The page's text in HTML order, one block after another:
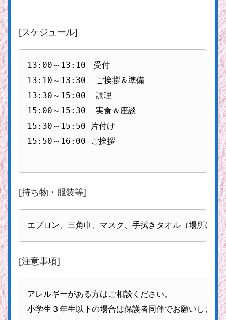
[スケジュール]
13:00～13:10　受付
13:10～13:30  ご挨拶＆準備
13:30～15:00  調理
15:00～15:30  実食＆座談
15:30～15:50 片付け
15:50～16:00 ご挨拶
[持ち物・服装等]
エプロン、三角巾、マスク、手拭きタオル（場所によ
[注意事項]
アレルギーがある方はご相談ください。
小学生３年生以下の場合は保護者同伴でお願いします